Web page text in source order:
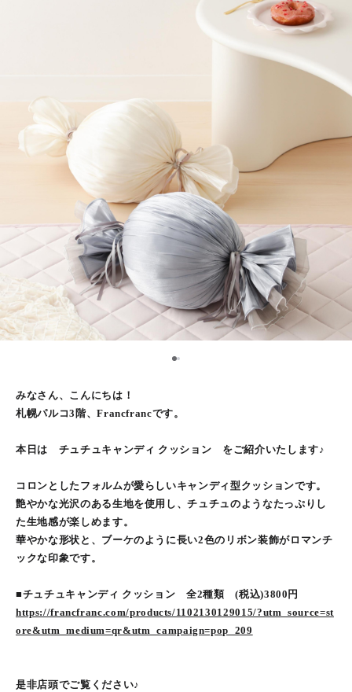
1
みなさん、こんにちは！
札幌パルコ3階、Francfrancです。
本日は チュチュキャンディ クッション をご紹介いたします♪
コロンとしたフォルムが愛らしいキャンディ型クッションです。
艶やかな光沢のある生地を使用し、チュチュのようなたっぷりし
た生地感が楽しめます。
華やかな形状と、ブーケのように長い2色のリボン装飾がロマンチ
ックな印象です。
■チュチュキャンディ クッション 全2種類 (税込)3800円
https://francfranc.com/products/1102130129015/?utm_source=st
ore&utm_medium=qr&utm_campaign=pop_209
是非店頭でご覧ください♪